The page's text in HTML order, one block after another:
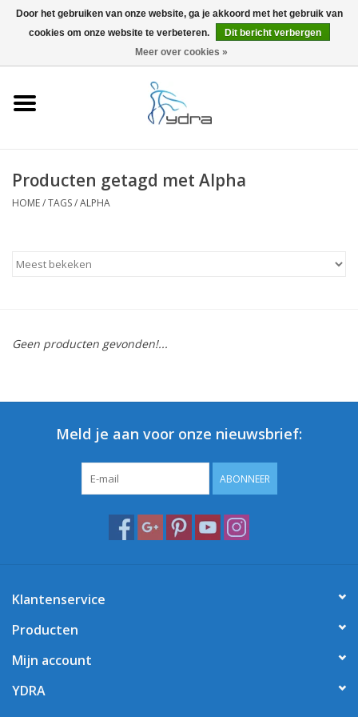
0 Artikelen - €0,00
Accessoires
Producten getagd met Alpha
HOME/TAGS/ALPHA
Geen producten gevonden!...
Meld je aan voor onze nieuwsbrief:
ABONNEER
Klantenservice
Producten
Mijn account
YDRA
Door het gebruiken van onze website, ga je akkoord met het gebruik van
cookies om onze website te verbeteren.
Dit bericht verbergen
Meer over cookies »